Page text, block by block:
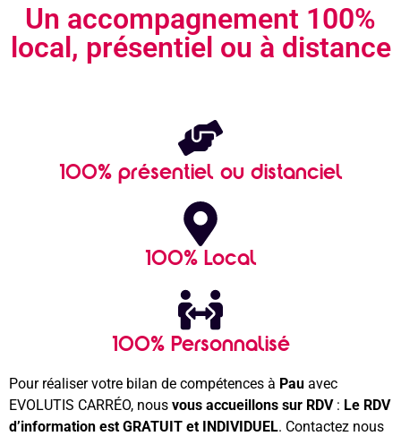
Un accompagnement 100%
local, présentiel ou à distance
100% présentiel ou distanciel
100% Local
100% Personnalisé
Pour réaliser votre bilan de compétences à Pau avec
EVOLUTIS CARRÉO, nous vous accueillons sur RDV: Le RDV
d’information est GRATUIT et INDIVIDUEL. Contactez nous